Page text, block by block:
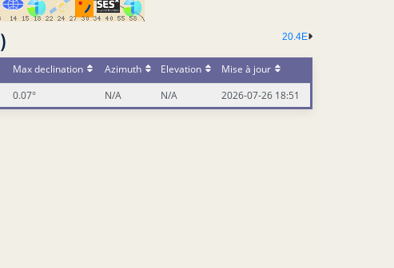
20.4E
)
Max declination Azimuth Elevation
Mise à jour
0.07° N/A N/A 2026-07-26 18:51